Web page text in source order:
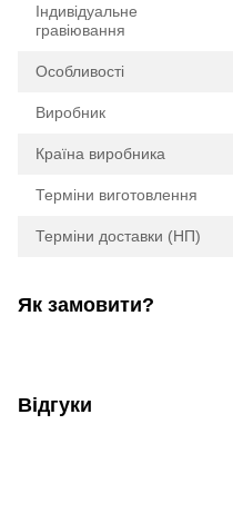
Індивідуальне
гравіювання
Особливості
Виробник
Країна виробника
Терміни виготовлення
Терміни доставки (НП)
Як замовити?
Відгуки